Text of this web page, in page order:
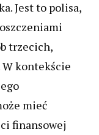
Jest to polisa,
trzecich,
kontekście
mieć
finansowej